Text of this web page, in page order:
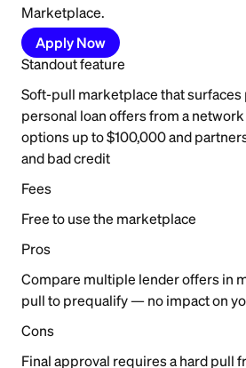
Marketplace.
Apply Now
Standout feature
Soft-pull marketplace that
personal loan offers from a
options up to $100,000 and
and bad credit
Fees
Free to use the marketplace
Pros
Compare multiple lender offers in
pull to prequalify — no impact on
Cons
Final approval requires a hard pull